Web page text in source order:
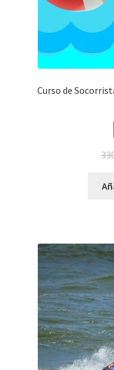
Curso de